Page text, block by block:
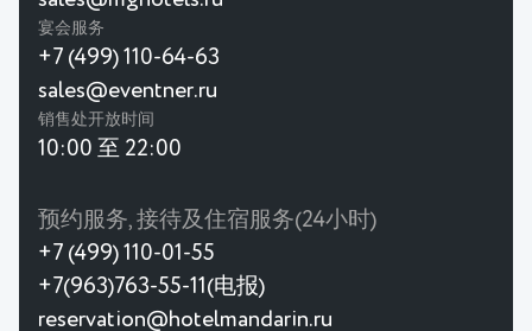
宴会服务
+7 (499) 110-64-63
sales@eventner.ru
销售处开放时间
10:00 至 22:00
预约服务, 接待及住宿服务(24小时)
+7 (499) 110-01-55
+7(963)763-55-11(电报)
reservation@hotelmandarin.ru